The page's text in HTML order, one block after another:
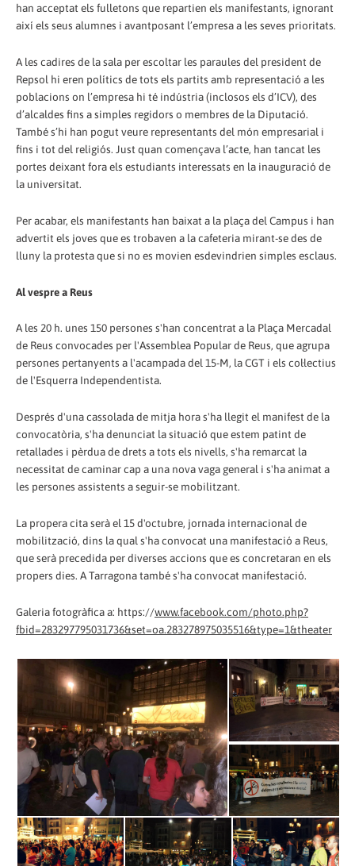
han acceptat els fulletons que repartien els manifestants, ignorant
així els seus alumnes i avantposant l’empresa a les seves prioritats.
A les cadires de la sala per escoltar les paraules del president de
Repsol hi eren polítics de tots els partits amb representació a les
poblacions on l’empresa hi té indústria (inclosos els d’ICV), des
d’alcaldes fins a simples regidors o membres de la Diputació.
També s’hi han pogut veure representants del món empresarial i
fins i tot del religiós. Just quan començava l’acte, han tancat les
portes deixant fora els estudiants interessats en la inauguració de
la universitat.
Per acabar, els manifestants han baixat a la plaça del Campus i han
advertit els joves que es trobaven a la cafeteria mirant-se des de
lluny la protesta que si no es movien esdevindrien simples esclaus.
Al vespre a Reus
A les 20 h. unes 150 persones s'han concentrat a la Plaça Mercadal
de Reus convocades per l'Assemblea Popular de Reus, que agrupa
persones pertanyents a l'acampada del 15-M, la CGT i els col·lectius
de l'Esquerra Independentista.
Després d'una cassolada de mitja hora s'ha llegit el manifest de la
convocatòria, s'ha denunciat la situació que estem patint de
retallades i pèrdua de drets a tots els nivells, s'ha remarcat la
necessitat de caminar cap a una nova vaga general i s'ha animat a
les persones assistents a seguir-se mobilitzant.
La propera cita serà el 15 d'octubre, jornada internacional de
mobilització, dins la qual s'ha convocat una manifestació a Reus,
que serà precedida per diverses accions que es concretaran en els
propers dies. A Tarragona també s'ha convocat manifestació.
Galeria fotogràfica a: https://www.facebook.com/photo.php?
fbid=283297795031736&set=oa.283278975035516&type=1&theater